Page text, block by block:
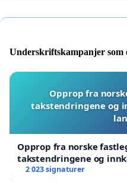
Underskriftskampanjer
Opprop fra
takstendringene og
Opprop fra norske
takstendringene og
landsråd
2 023 signaturer